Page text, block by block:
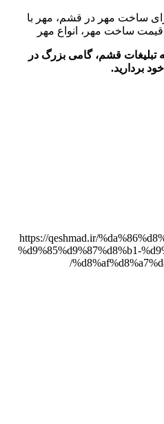
ساخت مهر در قشم، مهر با
قیمت ساخت مهر، انواع مهر
قشم، گامی بزرگ در
بردارید.
https://qeshmad.ir/
%d9%85%d9%87%d8%b1-